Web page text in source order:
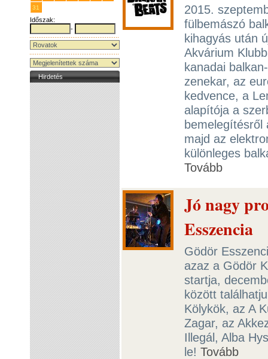
31
Időszak:
-
Hirdetés
2015.
fülbemászó
kihagyás után
Akvárium
kanadai
zenekar, az
kedvence, a
alapítója a
bemelegítésről
majd az
különleges
Tovább
Jó nagy
Esszencia
Gödör
azaz a Gödör
startja,
között
Kölykök, az A
Zagar, az
Illegál, Alba
le! Tovább